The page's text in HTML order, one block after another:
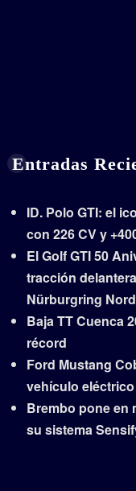
Entradas
ID. Polo GTI: el
con 226 CV y
El Golf GTI 50
tracción
Nürburgring
Baja TT Cuenca
récord
Ford Mustang
vehículo
Brembo pone en
su sistema